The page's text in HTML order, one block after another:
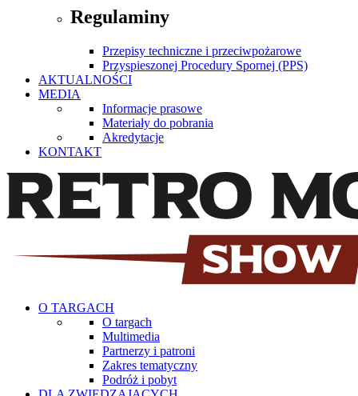
Regulaminy
Przepisy techniczne i przeciwpożarowe
Przyspieszonej Procedury Spornej (PPS)
AKTUALNOŚCI
MEDIA
Informacje prasowe
Materiały do pobrania
Akredytacje
KONTAKT
O TARGACH
O targach
Multimedia
Partnerzy i patroni
Zakres tematyczny
Podróż i pobyt